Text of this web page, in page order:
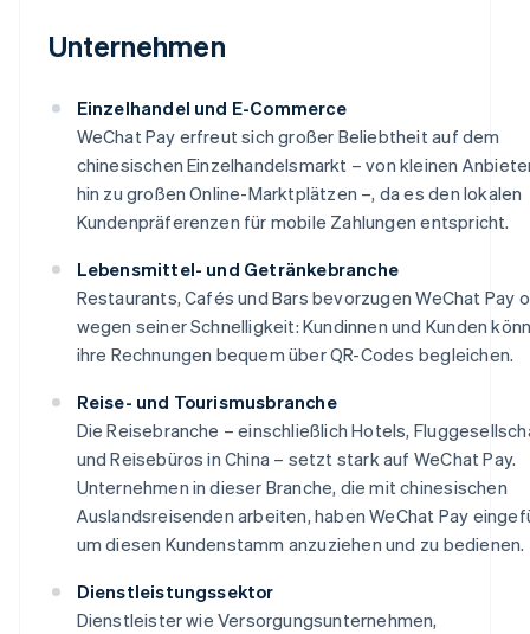
Unternehmen
Einzelhandel und E-Commerce
WeChat Pay erfreut sich großer Beliebtheit auf dem
chinesischen Einzelhandelsmarkt – von kleinen
hin zu großen Online-Marktplätzen –, da es den lokalen
Kundenpräferenzen für mobile Zahlungen entspricht.
Lebensmittel- und Getränkebranche
Restaurants, Cafés und Bars bevorzugen WeChat Pay
wegen seiner Schnelligkeit: Kundinnen und Kunden
ihre Rechnungen bequem über QR-Codes begleichen.
Reise- und Tourismusbranche
Die Reisebranche – einschließlich Hotels,
und Reisebüros in China – setzt stark auf WeChat Pay.
Unternehmen in dieser Branche, die mit chinesischen
Auslandsreisenden arbeiten, haben WeChat Pay
um diesen Kundenstamm anzuziehen und zu bedienen.
Dienstleistungssektor
Dienstleister wie Versorgungsunternehmen,